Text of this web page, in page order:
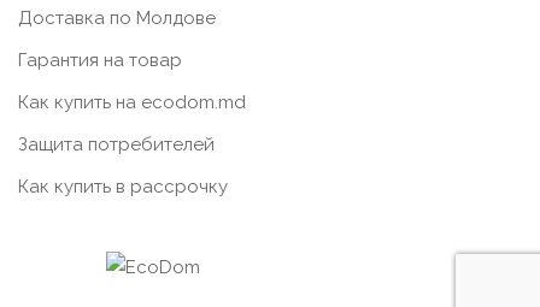
Доставка по Молдове
Гарантия на товар
Как купить на ecodom.md
Защита потребителей
Как купить в рассрочку